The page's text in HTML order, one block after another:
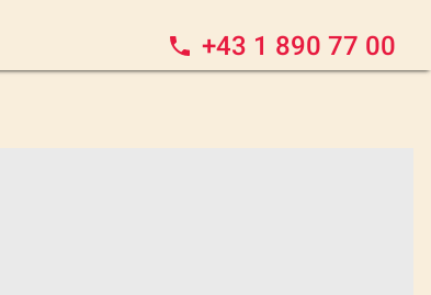
+43 1 890 77 00